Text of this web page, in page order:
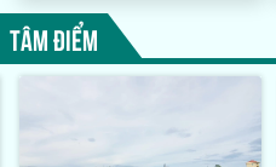
TÂM ĐIỂM